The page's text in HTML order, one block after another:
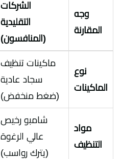
وجه
المقارنة
الشركات
التقليدية
(المنافسون)
نوع
الماكينات
ماكينات تنظيف
سجاد عادية
(ضغط منخفض)
مواد
التنظيف
شامبو رخيص
عالي الرغوة
(يترك رواسب)